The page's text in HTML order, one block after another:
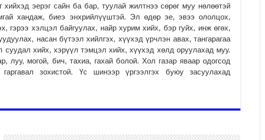
хийхэд эерэг сайн ба бар, туулай жилтнээ сөрөг муу нөлөөтэй
хандаж, биеэ энхрийлүүштэй. Эл өдөр эе, эвээ ололцох,
гэрээ хэлцэл байгуулах, найр хурим хийх, бэр гуйх, инж өгөх,
насан бүтээл хийлгэх, хүүхэд үрчлэн авах, тангарагаа
суудал хийх, хэрүүл тэмцэл хийх, хүүхэд хөлд оруулахад муу.
луу, могой, бич, тахиа, гахай болой. Хол газар яваар одогсод
зохистой. Үс шинээр үргээлгэх буюу засуулахад